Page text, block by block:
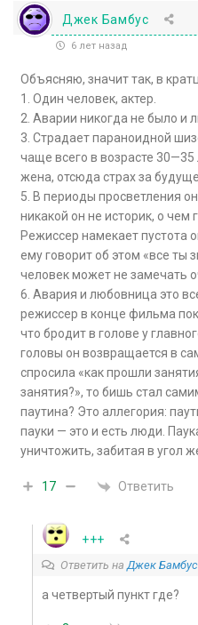
Джек Бамбус
6 лет назад
Объясняю, значит так, в
1. Один человек, актер.
2. Аварии никогда не было и
3. Страдает параноидной
чаще всего в возрасте 30—35
жена, отсюда страх за
5. В периоды просветления
никакой он не историк, о чем
Режиссер намекает пустота
ему говорит об этом «все ты
человек может не замечать
6. Авария и любовница это
режиссер в конце фильма
что бродит в голове у
головы он возвращается в
спросила «как прошли
занятия?», то бишь стал
паутина? Это аллегория:
пауки — это и есть люди.
уничтожить, забитая в угол
17 Ответить
+++
Ответить наДжек Бамбус
а четвертый пункт где?